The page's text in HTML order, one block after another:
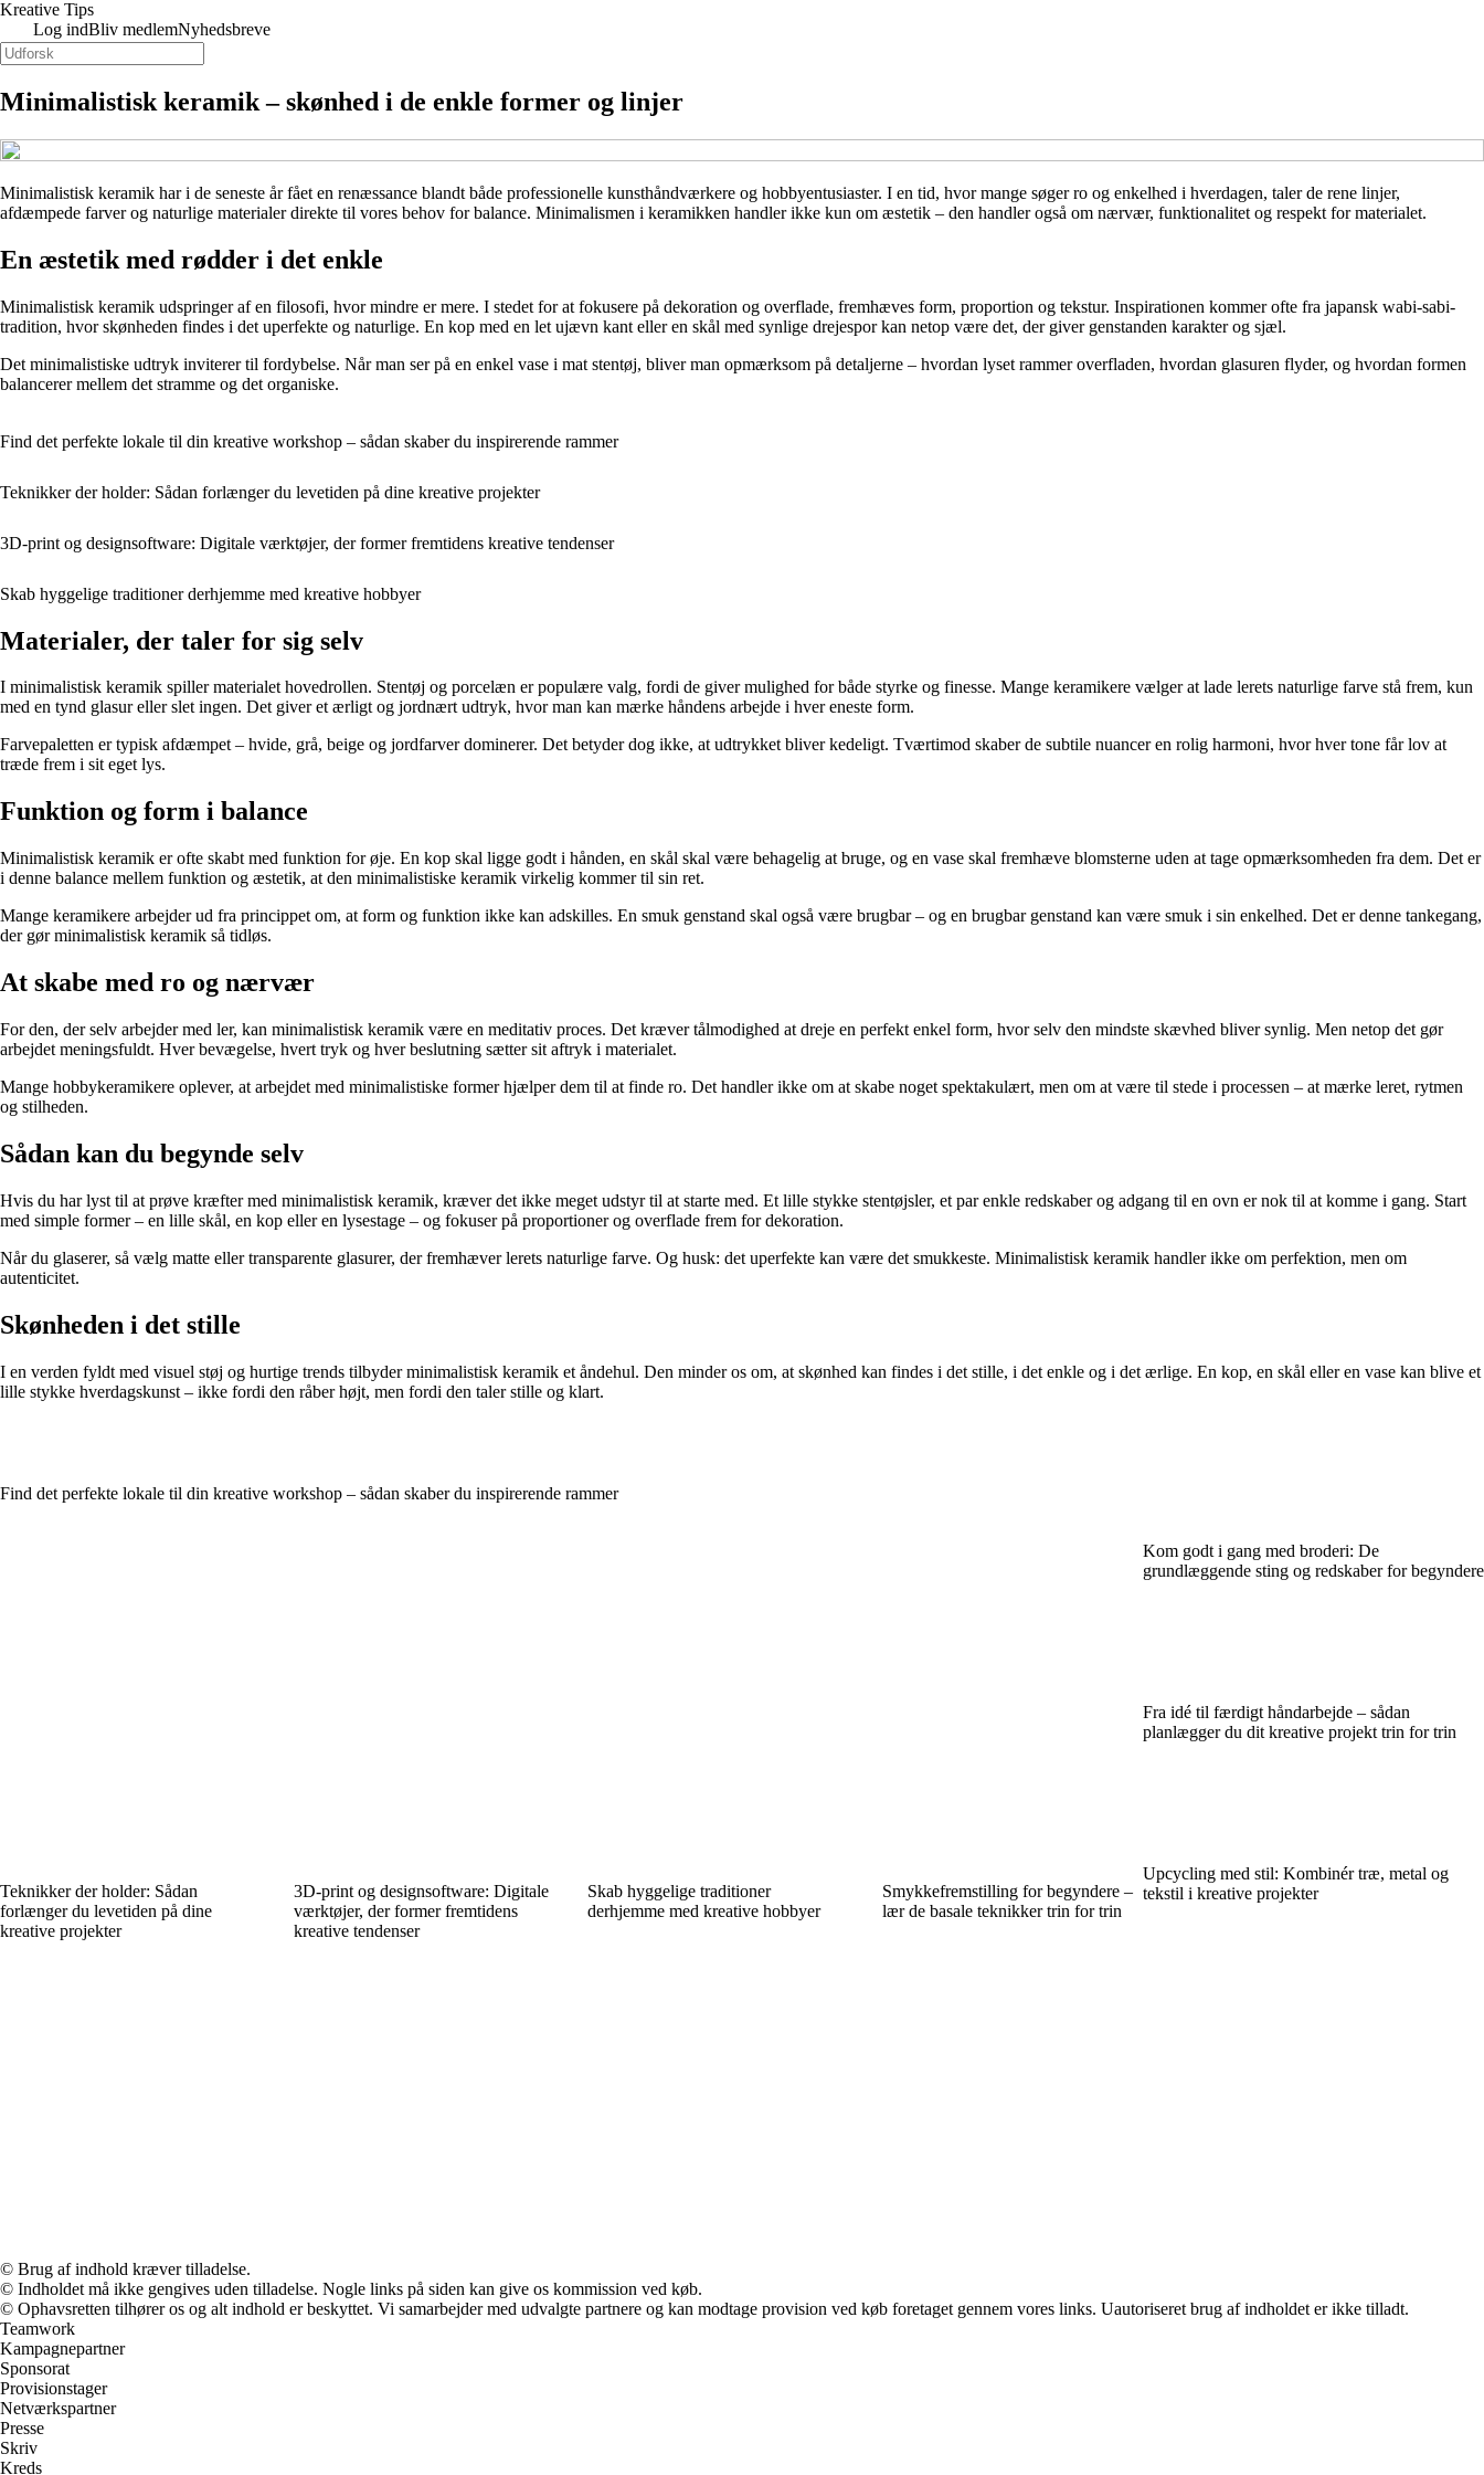
Kreative Tips
Log indBliv medlemNyhedsbreve
Minimalistisk keramik – skønhed i de enkle former og linjer
Minimalistisk keramik har i de seneste år fået en renæssance blandt både professionelle kunsthåndværkere og hobbyentusiaster. I en tid, hvor mange søger ro og enkelhed i hverdagen, taler de rene linjer,
afdæmpede farver og naturlige materialer direkte til vores behov for balance. Minimalismen i keramikken handler ikke kun om æstetik – den handler også om nærvær, funktionalitet og respekt for materialet.
En æstetik med rødder i det enkle
Minimalistisk keramik udspringer af en filosofi, hvor mindre er mere. I stedet for at fokusere på dekoration og overflade, fremhæves form, proportion og tekstur. Inspirationen kommer ofte fra japansk wabi-sabi-
tradition, hvor skønheden findes i det uperfekte og naturlige. En kop med en let ujævn kant eller en skål med synlige drejespor kan netop være det, der giver genstanden karakter og sjæl.
Det minimalistiske udtryk inviterer til fordybelse. Når man ser på en enkel vase i mat stentøj, bliver man opmærksom på detaljerne – hvordan lyset rammer overfladen, hvordan glasuren flyder, og hvordan formen
balancerer mellem det stramme og det organiske.
Find det perfekte lokale til din kreative workshop – sådan skaber du inspirerende rammer
Teknikker der holder: Sådan forlænger du levetiden på dine kreative projekter
3D-print og designsoftware: Digitale værktøjer, der former fremtidens kreative tendenser
Skab hyggelige traditioner derhjemme med kreative hobbyer
Materialer, der taler for sig selv
I minimalistisk keramik spiller materialet hovedrollen. Stentøj og porcelæn er populære valg, fordi de giver mulighed for både styrke og finesse. Mange keramikere vælger at lade lerets naturlige farve stå frem, kun
med en tynd glasur eller slet ingen. Det giver et ærligt og jordnært udtryk, hvor man kan mærke håndens arbejde i hver eneste form.
Farvepaletten er typisk afdæmpet – hvide, grå, beige og jordfarver dominerer. Det betyder dog ikke, at udtrykket bliver kedeligt. Tværtimod skaber de subtile nuancer en rolig harmoni, hvor hver tone får lov at
træde frem i sit eget lys.
Funktion og form i balance
Minimalistisk keramik er ofte skabt med funktion for øje. En kop skal ligge godt i hånden, en skål skal være behagelig at bruge, og en vase skal fremhæve blomsterne uden at tage opmærksomheden fra dem. Det er
i denne balance mellem funktion og æstetik, at den minimalistiske keramik virkelig kommer til sin ret.
Mange keramikere arbejder ud fra princippet om, at form og funktion ikke kan adskilles. En smuk genstand skal også være brugbar – og en brugbar genstand kan være smuk i sin enkelhed. Det er denne tankegang,
der gør minimalistisk keramik så tidløs.
At skabe med ro og nærvær
For den, der selv arbejder med ler, kan minimalistisk keramik være en meditativ proces. Det kræver tålmodighed at dreje en perfekt enkel form, hvor selv den mindste skævhed bliver synlig. Men netop det gør
arbejdet meningsfuldt. Hver bevægelse, hvert tryk og hver beslutning sætter sit aftryk i materialet.
Mange hobbykeramikere oplever, at arbejdet med minimalistiske former hjælper dem til at finde ro. Det handler ikke om at skabe noget spektakulært, men om at være til stede i processen – at mærke leret, rytmen
og stilheden.
Sådan kan du begynde selv
Hvis du har lyst til at prøve kræfter med minimalistisk keramik, kræver det ikke meget udstyr til at starte med. Et lille stykke stentøjsler, et par enkle redskaber og adgang til en ovn er nok til at komme i gang. Start
med simple former – en lille skål, en kop eller en lysestage – og fokuser på proportioner og overflade frem for dekoration.
Når du glaserer, så vælg matte eller transparente glasurer, der fremhæver lerets naturlige farve. Og husk: det uperfekte kan være det smukkeste. Minimalistisk keramik handler ikke om perfektion, men om
autenticitet.
Skønheden i det stille
I en verden fyldt med visuel støj og hurtige trends tilbyder minimalistisk keramik et åndehul. Den minder os om, at skønhed kan findes i det stille, i det enkle og i det ærlige. En kop, en skål eller en vase kan blive et
lille stykke hverdagskunst – ikke fordi den råber højt, men fordi den taler stille og klart.
Find det perfekte lokale til din kreative workshop – sådan skaber du inspirerende rammer
Teknikker der holder: Sådan
forlænger du levetiden på dine
kreative projekter
3D-print og designsoftware: Digitale
værktøjer, der former fremtidens
kreative tendenser
Skab hyggelige traditioner
derhjemme med kreative hobbyer
Smykkefremstilling for begyndere –
lær de basale teknikker trin for trin
Kom godt i gang med broderi: De
grundlæggende sting og redskaber for begyndere
Fra idé til færdigt håndarbejde – sådan
planlægger du dit kreative projekt trin for trin
Upcycling med stil: Kombinér træ, metal og
tekstil i kreative projekter
© Brug af indhold kræver tilladelse.
© Indholdet må ikke gengives uden tilladelse. Nogle links på siden kan give os kommission ved køb.
© Ophavsretten tilhører os og alt indhold er beskyttet. Vi samarbejder med udvalgte partnere og kan modtage provision ved køb foretaget gennem vores links. Uautoriseret brug af indholdet er ikke tilladt.
Teamwork
Kampagnepartner
Sponsorat
Provisionstager
Netværkspartner
Presse
Skriv
Kreds